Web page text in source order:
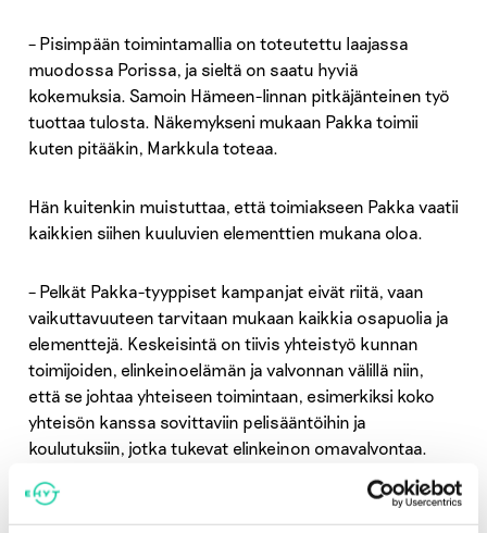
– Pisimpään toimintamallia on toteutettu laajassa
muodossa Porissa, ja sieltä on saatu hyviä
kokemuksia. Samoin Hämeen-linnan pitkäjänteinen työ
tuottaa tulosta. Näkemykseni mukaan Pakka toimii
kuten pitääkin, Markkula toteaa.
Hän kuitenkin muistuttaa, että toimiakseen Pakka vaatii
kaikkien siihen kuuluvien elementtien mukana oloa.
– Pelkät Pakka-tyyppiset kampanjat eivät riitä, vaan
vaikuttavuuteen tarvitaan mukaan kaikkia osapuolia ja
elementtejä. Keskeisintä on tiivis yhteistyö kunnan
toimijoiden, elinkeinoelämän ja valvonnan välillä niin,
että se johtaa yhteiseen toimintaan, esimerkiksi koko
yhteisön kanssa sovittaviin pelisääntöihin ja
koulutuksiin, jotka tukevat elinkeinon omavalvontaa.
Viime syksynä kartoitettiin Pakka-mallia toteuttavien